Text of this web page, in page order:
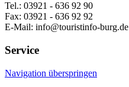
Tel.: 03921 - 636 92 90
Fax: 03921 - 636 92 92
E-Mail: info@touristinfo-burg.de
Service
Navigation überspringen